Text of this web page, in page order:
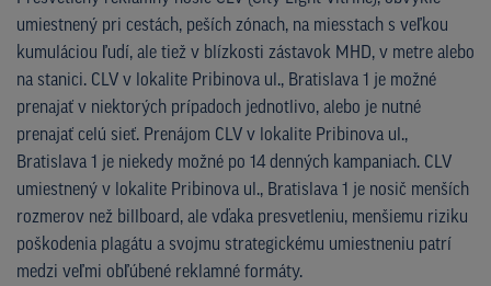
umiestnený pri cestách, peších zónach, na miesstach s veľkou
kumuláciou ľudí, ale tiež v blízkosti zástavok MHD, v metre alebo
na stanici. CLV v lokalite Pribinova ul., Bratislava 1 je možné
prenajať v niektorých prípadoch jednotlivo, alebo je nutné
prenajať celú sieť. Prenájom CLV v lokalite Pribinova ul.,
Bratislava 1 je niekedy možné po 14 denných kampaniach. CLV
umiestnený v lokalite Pribinova ul., Bratislava 1 je nosič menších
rozmerov než billboard, ale vďaka presvetleniu, menšiemu riziku
poškodenia plagátu a svojmu strategickému umiestneniu patrí
medzi veľmi obľúbené reklamné formáty.